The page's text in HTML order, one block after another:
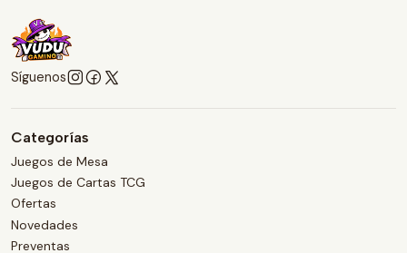
Síguenos
Categorías
Juegos de Mesa
Juegos de Cartas TCG
Ofertas
Novedades
Preventas